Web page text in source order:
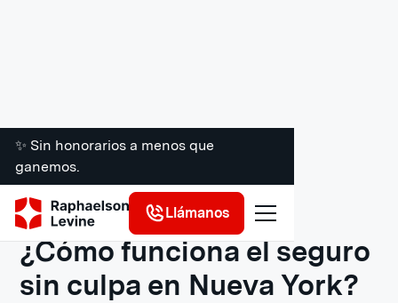
✨ Sin honorarios a menos que
ganemos.
Llámanos
Recursos legales
¿Cómo funciona el seguro
sin culpa en Nueva York?